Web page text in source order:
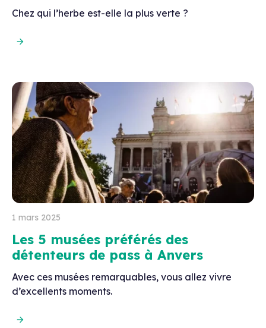
Chez qui l’herbe est-elle la plus verte ?
1 mars 2025
Les 5 musées préférés des
détenteurs de pass à Anvers
Avec ces musées remarquables, vous allez vivre
d’excellents moments.